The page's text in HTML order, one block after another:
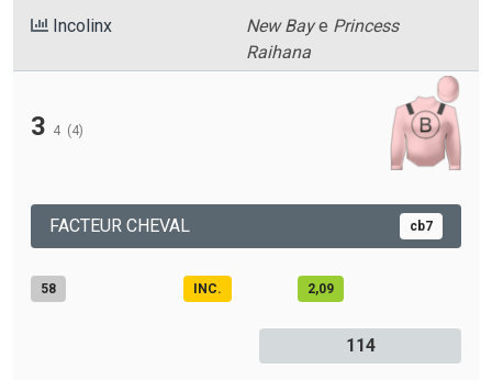
Incolinx New Baye Princess
Raihana
3 4 (4)
FACTEUR CHEVAL cb7
58 INC. 2,09
114